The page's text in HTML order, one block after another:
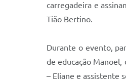
carregadeira e
Tião Bertino.
Durante o evento,
de educação
– Eliane e assistente